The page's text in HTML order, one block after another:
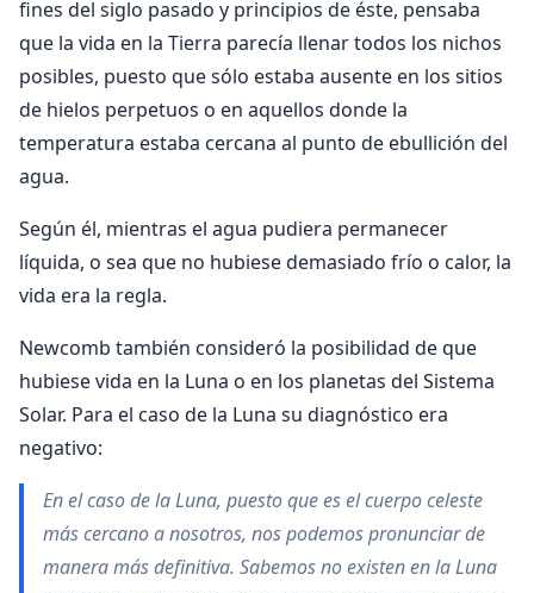
fines del siglo pasado y principios de éste, pensaba
que la vida en la Tierra parecía llenar todos los nichos
posibles, puesto que sólo estaba ausente en los sitios
de hielos perpetuos o en aquellos donde la
temperatura estaba cercana al punto de ebullición del
agua.
Según él, mientras el agua pudiera permanecer
líquida, o sea que no hubiese demasiado frío o calor, la
vida era la regla.
Newcomb también consideró la posibilidad de que
hubiese vida en la Luna o en los planetas del Sistema
Solar. Para el caso de la Luna su diagnóstico era
negativo:
En el caso de la Luna, puesto que es el cuerpo celeste
más cercano a nosotros, nos podemos pronunciar de
manera más definitiva. Sabemos no existen en la Luna